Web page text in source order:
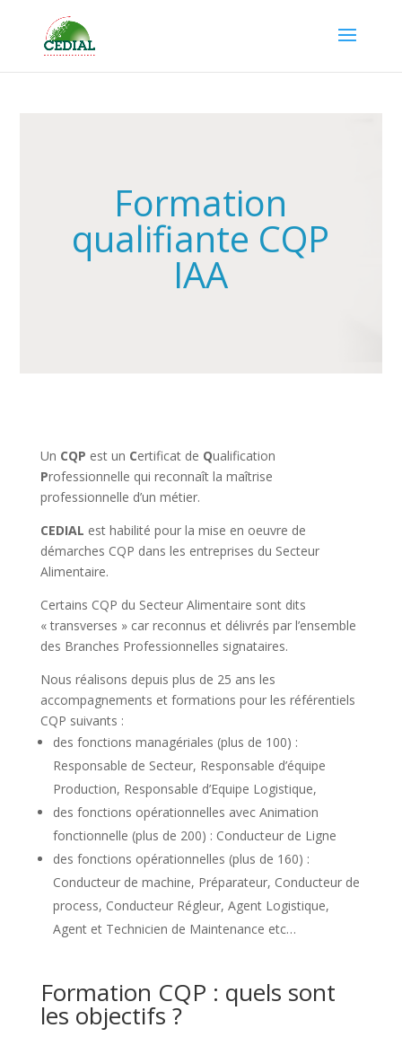
Formation
qualifiante CQP
IAA
Un CQP est un Certificat de Qualification
Professionnelle qui reconnaît la maîtrise
professionnelle d’un métier.
CEDIAL est habilité pour la mise en oeuvre de
démarches CQP dans les entreprises du Secteur
Alimentaire.
Certains CQP du Secteur Alimentaire sont dits
« transverses » car reconnus et délivrés par l’ensemble
des Branches Professionnelles signataires.
Nous réalisons depuis plus de 25 ans les
accompagnements et formations pour les référentiels
CQP suivants :
des fonctions managériales (plus de 100) :
Responsable de Secteur, Responsable d’équipe
Production, Responsable d’Equipe Logistique,
des fonctions opérationnelles avec Animation
fonctionnelle (plus de 200) : Conducteur de Ligne
des fonctions opérationnelles (plus de 160) :
Conducteur de machine, Préparateur, Conducteur de
process, Conducteur Régleur, Agent Logistique,
Agent et Technicien de Maintenance etc…
Formation CQP : quels sont
les objectifs ?